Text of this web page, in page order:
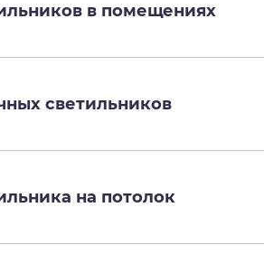
в помещениях
светильников
на потолок